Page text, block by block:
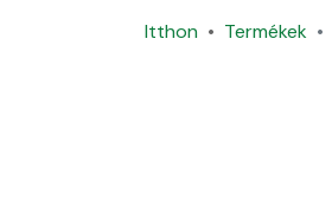
Itthon Termékek